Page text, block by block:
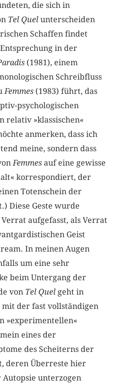
die sich in
Tel Quel unterscheiden
Schaffen findet
in der
(1981), einem
Schreibfluss
Femmes (1983) führt, das
psychologischen
relativ »klassischen«
anmerken, dass ich
meine, sondern dass
Femmes auf eine gewisse
korrespondiert, der
Totenschein der
Diese Geste wurde
aufgefasst, als Verrat
Geist
In meinen Augen
um eine sehr
beim Untergang der
von Tel Quel geht in
der fast vollständigen
»experimentellen«
eines der
des Scheiterns der
deren Überreste hier
unterzogen